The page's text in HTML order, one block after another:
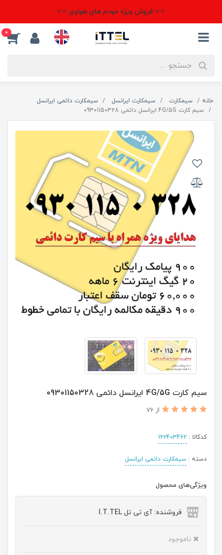
⭐⭐ فروش ویژه مودم های هواوی ⭐⭐
0
خانه سیمکارت سیمکارت ایرانسل
سیمکارت دائمی ایرانسل
سیم کارت 4G/5G ایرانسل دائمی 09301150328
سیم کارت 4G/5G ایرانسل دائمی 09301150328
از 76
کدکالا : 162403462
دسته : سیمکارت دائمی ایرانسل
ویژگی‌های محصول
فروشنده: آی تی تل I.T.TEL
ناموجود